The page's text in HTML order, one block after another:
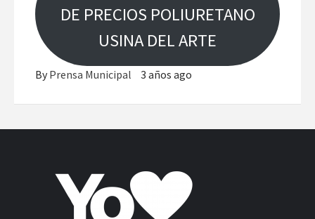
DE PRECIOS POLIURETANO
USINA DEL ARTE
By Prensa Municipal 3 años ago